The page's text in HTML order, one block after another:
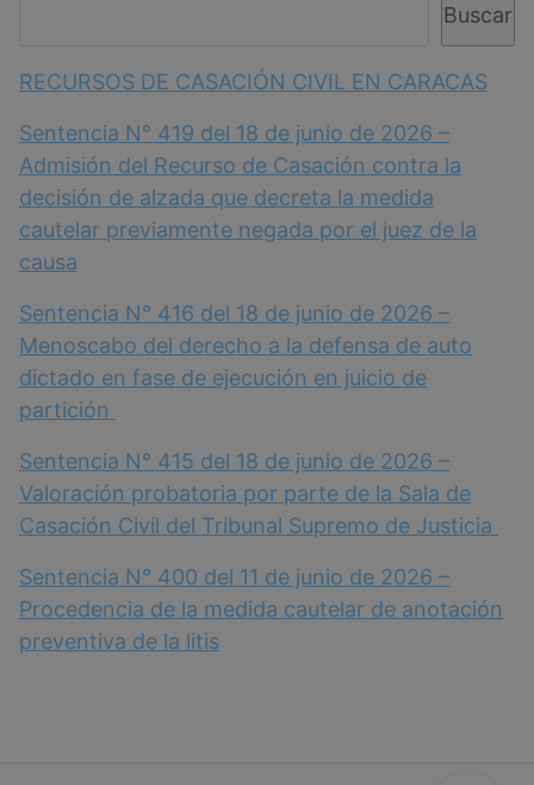
Buscar
RECURSOS DE CASACIÓN CIVIL EN CARACAS
Sentencia N° 419 del 18 de junio de 2026 –
Admisión del Recurso de Casación contra la
decisión de alzada que decreta la medida
cautelar previamente negada por el juez de la
causa
Sentencia N° 416 del 18 de junio de 2026 –
Menoscabo del derecho a la defensa de auto
dictado en fase de ejecución en juicio de
partición
Sentencia N° 415 del 18 de junio de 2026 –
Valoración probatoria por parte de la Sala de
Casación Civil del Tribunal Supremo de Justicia
Sentencia N° 400 del 11 de junio de 2026 –
Procedencia de la medida cautelar de anotación
preventiva de la litis